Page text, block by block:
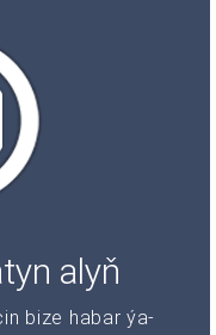
alyň
bize habar ýa-